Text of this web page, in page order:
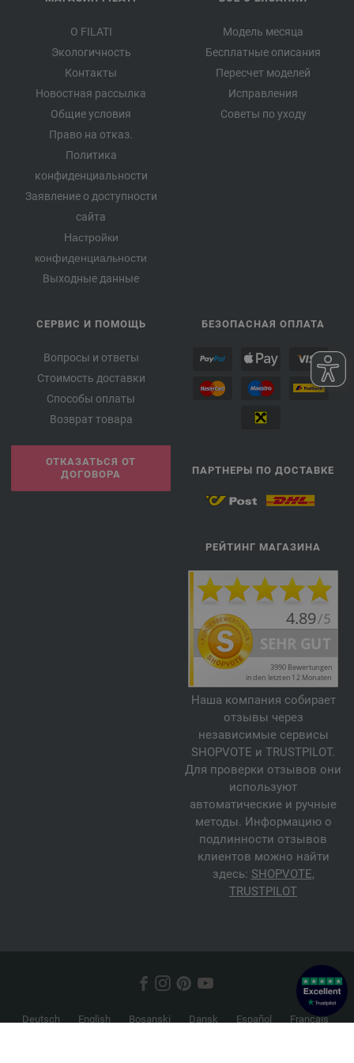
О FILATI
Экологичность
Контакты
Новостная рассылка
Общие условия
Право на отказ.
Политика
конфиденциальности
Заявление о доступности
сайта
Настройки
конфиденциальности
Выходные данные
Модель месяца
Бесплатные описания
Пересчет моделей
Исправления
Советы по уходу
СЕРВИС И ПОМОЩЬ
Вопросы и ответы
Стоимость доставки
Способы оплаты
Возврат товара
ОТКАЗАТЬСЯ ОТ
ДОГОВОРА
БЕЗОПАСНАЯ ОПЛАТА
ПАРТНЕРЫ ПО ДОСТАВКЕ
РЕЙТИНГ МАГАЗИНА
Наша компания собирает
отзывы через
независимые сервисы
SHOPVOTE и TRUSTPILOT.
Для проверки отзывов они
используют
автоматические и ручные
методы. Информацию о
подлинности отзывов
клиентов можно найти
здесь: SHOPVOTE,
TRUSTPILOT
Deutsch English Bosanski Dansk Español
Français